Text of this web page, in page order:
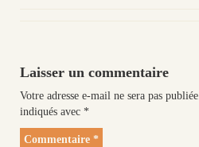
Laisser un commentaire
Votre adresse e-mail ne sera pas publiée.
indiqués avec *
Commentaire *